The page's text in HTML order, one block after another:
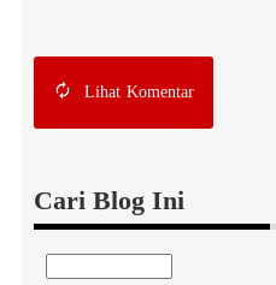
Lihat Komentar
Cari Blog Ini